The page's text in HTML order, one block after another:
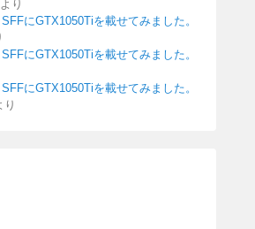
より
にGTX1050Tiを載せてみました。
にGTX1050Tiを載せてみました。
にGTX1050Tiを載せてみました。
り